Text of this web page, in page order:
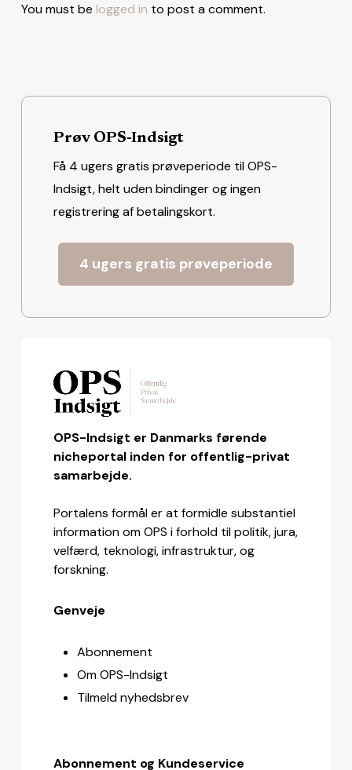
You must be logged in to post a comment.
Prøv OPS-Indsigt
Få 4 ugers gratis prøveperiode til OPS-
Indsigt, helt uden bindinger og ingen
registrering af betalingskort.
4 ugers gratis prøveperiode
OPS-Indsigt er Danmarks førende
nicheportal inden for offentlig-privat
samarbejde.
Portalens formål er at formidle substantiel
information om OPS i forhold til politik, jura,
velfærd, teknologi, infrastruktur, og
forskning.
Genveje
Abonnement
Om OPS-Indsigt
Tilmeld nyhedsbrev
Abonnement og Kundeservice